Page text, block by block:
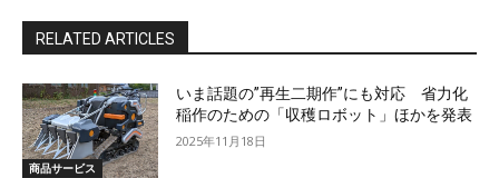
RELATED ARTICLES
商品サービス
いま話題の”再生二期作”にも対応 省力化
稲作のための「収穫ロボット」ほかを発表
2025年11月18日